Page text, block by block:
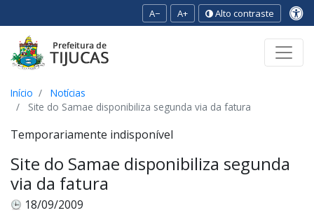
A− A+ Alto contraste
Início
Notícias
Site do Samae disponibiliza segunda via da fatura
Temporariamente indisponível
Site do Samae disponibiliza segunda
via da fatura
18/09/2009